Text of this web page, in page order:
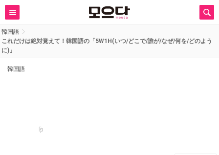
韓国語
これだけは絶対覚えて！韓国語の「5W1H(いつ/どこで/誰が/なぜ/何を/どのよう
に)」
韓国語
p